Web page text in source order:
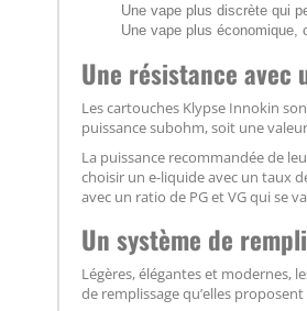
Une vape plus discrète qui
Une vape plus économique,
Une résistance avec
Les cartouches Klypse Innokin
puissance subohm, soit une
La puissance recommandée de
choisir un e-liquide avec un taux
avec un ratio de PG et VG qui se
Un système de
Légères, élégantes et modernes,
de remplissage qu’elles